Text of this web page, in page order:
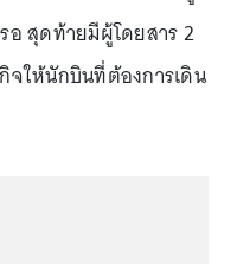
สุดท้ายมีผู้โดยสาร 2
ให้นักบินที่ต้องการเดิน